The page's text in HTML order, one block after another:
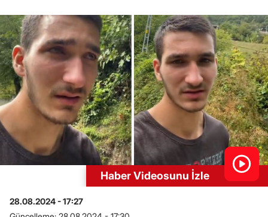
Haber Videosunu İzle
28.08.2024 - 17:27